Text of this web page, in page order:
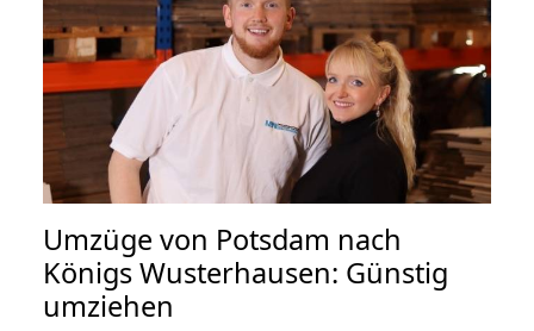
Umzüge von Potsdam nach
Königs Wusterhausen: Günstig
umziehen